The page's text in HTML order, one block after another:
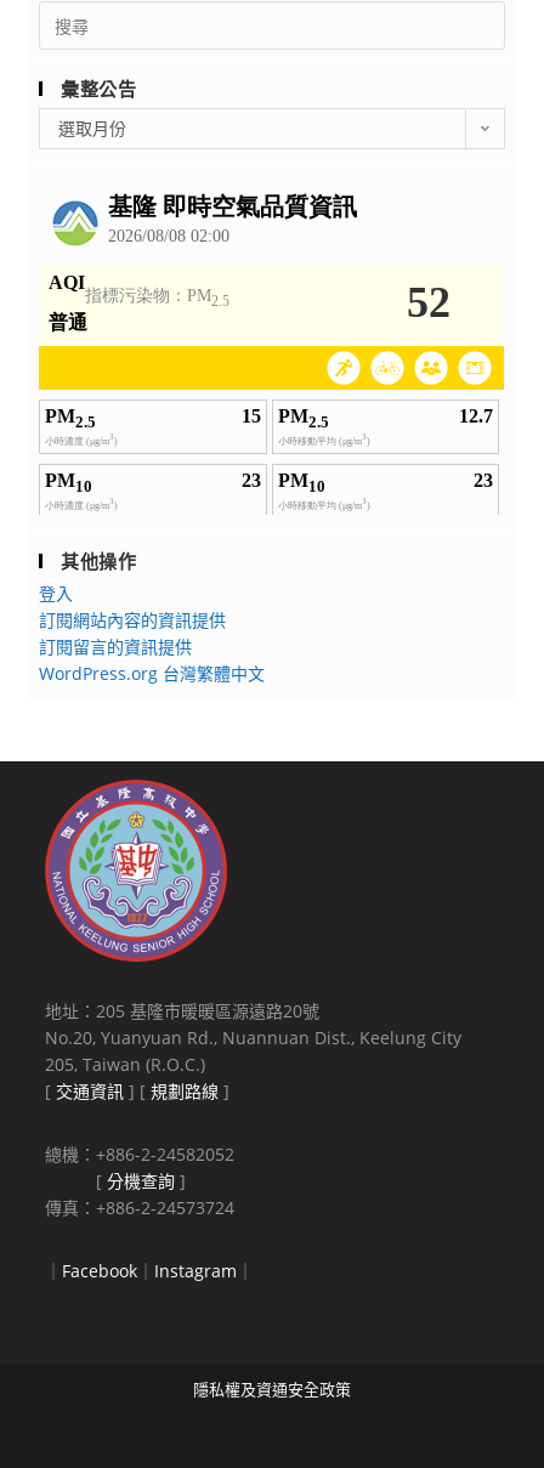
Search
for:
彙整公告
整
選取月份
其他操作
登入
訂閱網站內容的資訊提供
訂閱留言的資訊提供
WordPress.org 台灣繁體中文
地址：205 基隆市暖暖區源遠路20號
No.20, Yuanyuan Rd., Nuannuan Dist., Keelung City
205, Taiwan (R.O.C.)
[ 交通資訊 ] [規劃路線 ]
總機：+886-2-24582052
[分機查詢 ]
傳真：+886-2-24573724
｜ Facebook ｜ Instagram ｜
隱私權及資通安全政策